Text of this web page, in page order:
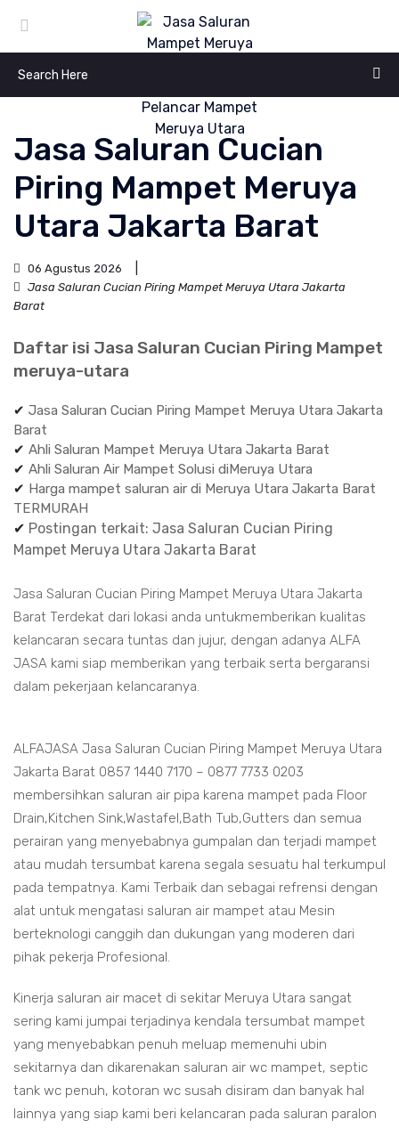
Jasa Saluran Cucian
Piring Mampet Meruya
Utara Jakarta Barat
06 Agustus 2026
Jasa Saluran Cucian Piring Mampet Meruya Utara Jakarta
Barat
Daftar isi Jasa Saluran Cucian Piring Mampet
meruya-utara
✔ Jasa Saluran Cucian Piring Mampet Meruya Utara Jakarta
Barat
✔ Ahli Saluran Mampet Meruya Utara Jakarta Barat
✔ Ahli Saluran Air Mampet Solusi diMeruya Utara
✔ Harga mampet saluran air di Meruya Utara Jakarta Barat
TERMURAH
✔ Postingan terkait: Jasa Saluran Cucian Piring
Mampet Meruya Utara Jakarta Barat
Jasa Saluran Cucian Piring Mampet Meruya Utara Jakarta
Barat Terdekat dari lokasi anda untukmemberikan kualitas
kelancaran secara tuntas dan jujur, dengan adanya ALFA
JASA kami siap memberikan yang terbaik serta bergaransi
dalam pekerjaan kelancaranya.
ALFAJASA Jasa Saluran Cucian Piring Mampet Meruya Utara
Jakarta Barat 0857 1440 7170 – 0877 7733 0203
membersihkan saluran air pipa karena mampet pada Floor
Drain,Kitchen Sink,Wastafel,Bath Tub,Gutters dan semua
perairan yang menyebabnya gumpalan dan terjadi mampet
atau mudah tersumbat karena segala sesuatu hal terkumpul
pada tempatnya. Kami Terbaik dan sebagai refrensi dengan
alat untuk mengatasi saluran air mampet atau Mesin
berteknologi canggih dan dukungan yang moderen dari
pihak pekerja Profesional.
Kinerja saluran air macet di sekitar Meruya Utara sangat
sering kami jumpai terjadinya kendala tersumbat mampet
yang menyebabkan penuh meluap memenuhi ubin
sekitarnya dan dikarenakan saluran air wc mampet, septic
tank wc penuh, kotoran wc susah disiram dan banyak hal
lainnya yang siap kami beri kelancaran pada saluran paralon